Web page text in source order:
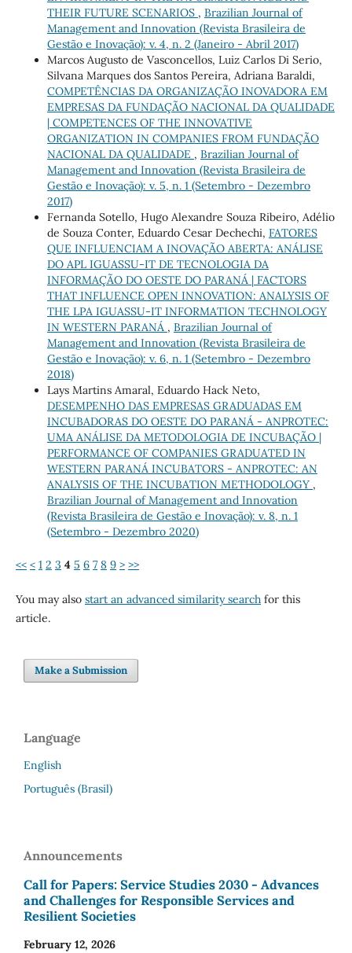
THEIR FUTURE SCENARIOS , Brazilian Journal of
Management and Innovation (Revista Brasileira de
Gestão e Inovação): v. 4, n. 2 (Janeiro - Abril 2017)
Marcos Augusto de Vasconcellos, Luiz Carlos Di Serio,
Silvana Marques dos Santos Pereira, Adriana Baraldi,
COMPETÊNCIAS DA ORGANIZAÇÃO INOVADORA EM
EMPRESAS DA FUNDAÇÃO NACIONAL DA QUALIDADE
| COMPETENCES OF THE INNOVATIVE
ORGANIZATION IN COMPANIES FROM FUNDAÇÃO
NACIONAL DA QUALIDADE , Brazilian Journal of
Management and Innovation (Revista Brasileira de
Gestão e Inovação): v. 5, n. 1 (Setembro - Dezembro
2017)
Fernanda Sotello, Hugo Alexandre Souza Ribeiro, Adélio
de Souza Conter, Eduardo Cesar Dechechi, FATORES
QUE INFLUENCIAM A INOVAÇÃO ABERTA: ANÁLISE
DO APL IGUASSU-IT DE TECNOLOGIA DA
INFORMAÇÃO DO OESTE DO PARANÁ | FACTORS
THAT INFLUENCE OPEN INNOVATION: ANALYSIS OF
THE LPA IGUASSU-IT INFORMATION TECHNOLOGY
IN WESTERN PARANÁ , Brazilian Journal of
Management and Innovation (Revista Brasileira de
Gestão e Inovação): v. 6, n. 1 (Setembro - Dezembro
2018)
Lays Martins Amaral, Eduardo Hack Neto,
DESEMPENHO DAS EMPRESAS GRADUADAS EM
INCUBADORAS DO OESTE DO PARANÁ - ANPROTEC:
UMA ANÁLISE DA METODOLOGIA DE INCUBAÇÃO |
PERFORMANCE OF COMPANIES GRADUATED IN
WESTERN PARANÁ INCUBATORS - ANPROTEC: AN
ANALYSIS OF THE INCUBATION METHODOLOGY ,
Brazilian Journal of Management and Innovation
(Revista Brasileira de Gestão e Inovação): v. 8, n. 1
(Setembro - Dezembro 2020)
<< < 1 2 3 4 5 6 7 8 9 > >>
You may also start an advanced similarity searchfor this
article.
Make a Submission
Language
English
Português (Brasil)
Announcements
Call for Papers: Service Studies 2030 - Advances
and Challenges for Responsible Services and
Resilient Societies
February 12, 2026